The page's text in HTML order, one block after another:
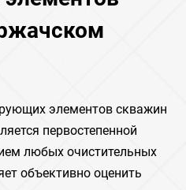
элементов скважин
первостепенной
любых очистительных
объективно оценить